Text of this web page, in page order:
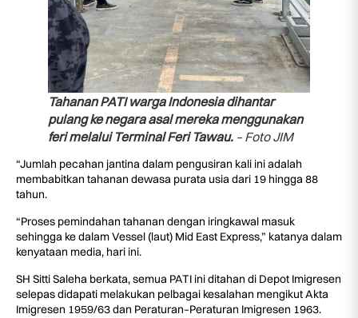
Tahanan PATI warga Indonesia dihantar
pulang ke negara asal mereka menggunakan
feri melalui Terminal Feri Tawau. – Foto JIM
“Jumlah pecahan jantina dalam pengusiran kali ini adalah
membabitkan tahanan dewasa purata usia dari 19 hingga 88
tahun.
“Proses pemindahan tahanan dengan iringkawal masuk
sehingga ke dalam Vessel (laut) Mid East Express,” katanya dalam
kenyataan media, hari ini.
SH Sitti Saleha berkata, semua PATI ini ditahan di Depot Imigresen
selepas didapati melakukan pelbagai kesalahan mengikut Akta
Imigresen 1959/63 dan Peraturan–Peraturan Imigresen 1963.